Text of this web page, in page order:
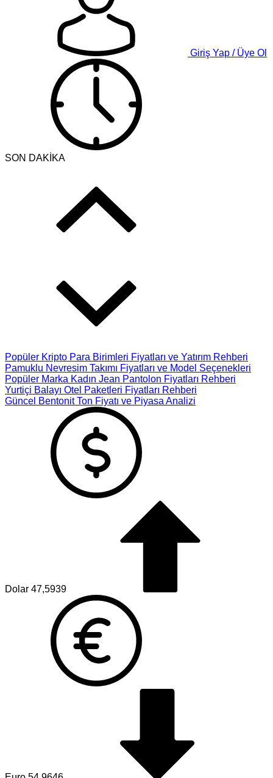
Giriş Yap / Üye Ol
SON DAKİKA
Popüler Kripto Para Birimleri Fiyatları ve Yatırım Rehberi
Pamuklu Nevresim Takımı Fiyatları ve Model Seçenekleri
Popüler Marka Kadın Jean Pantolon Fiyatları Rehberi
Yurtiçi Balayı Otel Paketleri Fiyatları Rehberi
Güncel Bentonit Ton Fiyatı ve Piyasa Analizi
Dolar 47,5939